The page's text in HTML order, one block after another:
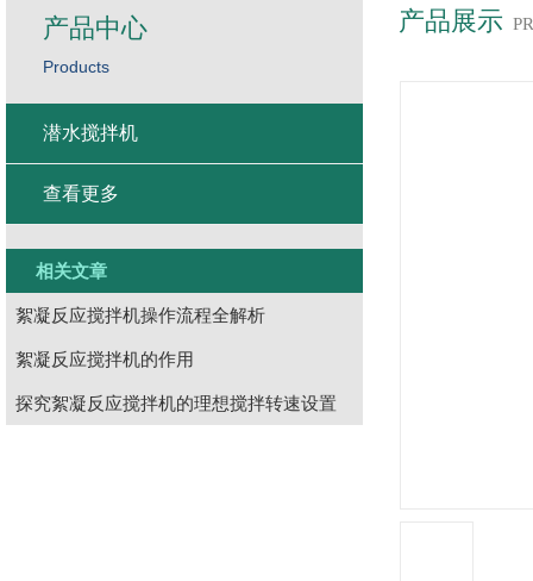
产品展示
产品中心
Products
潜水搅拌机
查看更多
相关文章
絮凝反应搅拌机操作流程全解析
絮凝反应搅拌机的作用
探究絮凝反应搅拌机的理想搅拌转速设置